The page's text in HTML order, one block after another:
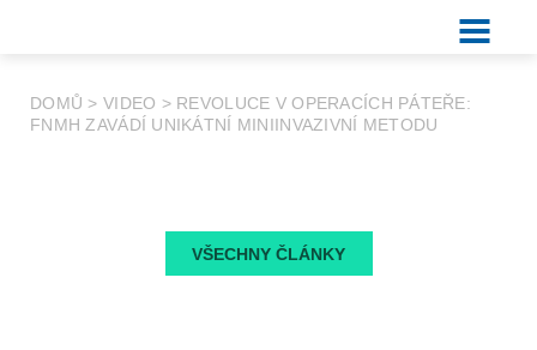
DOMŮ > VIDEO > REVOLUCE V OPERACÍCH PÁTEŘE:
FNMH ZAVÁDÍ UNIKÁTNÍ MINIINVAZIVNÍ METODU
VŠECHNY ČLÁNKY